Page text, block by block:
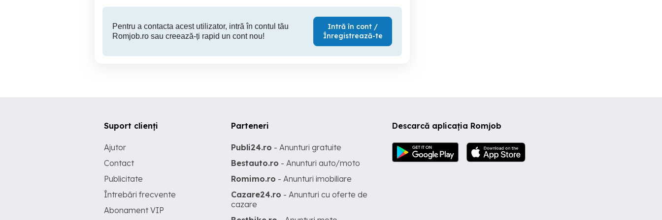
Pentru a contacta acest utilizator, intră în contul tău
Romjob.ro sau creează-ți rapid un cont nou!
Intră în cont /
Înregistrează-te
Descarcă aplicația Romjob
Suport clienți
Ajutor
Contact
Publicitate
Întrebări frecvente
Abonament VIP
Parteneri
Publi24.ro - Anunturi gratuite
Bestauto.ro - Anunturi auto/moto
Romimo.ro - Anunturi imobiliare
Cazare24.ro - Anunturi cu oferte de
cazare